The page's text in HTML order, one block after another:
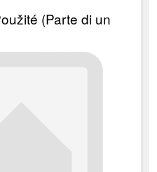
(Parte di un